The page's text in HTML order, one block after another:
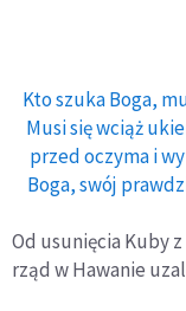
Kto szuka Boga,
Musi się wciąż
przed oczyma i
Boga, swój
Od usunięcia Kuby
rząd w Hawanie